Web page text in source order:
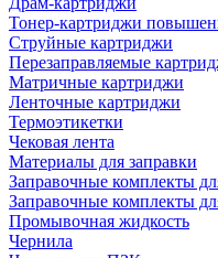
Тонер-картриджи
Струйные картриджи
Перезаправляемые
Матричные картриджи
Ленточные картриджи
Термоэтикетки
Чековая лента
Материалы для заправки
Заправочные комплекты
Заправочные комплекты
Промывочная жидкость
Чернила